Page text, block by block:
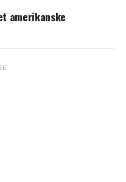
amerikanske